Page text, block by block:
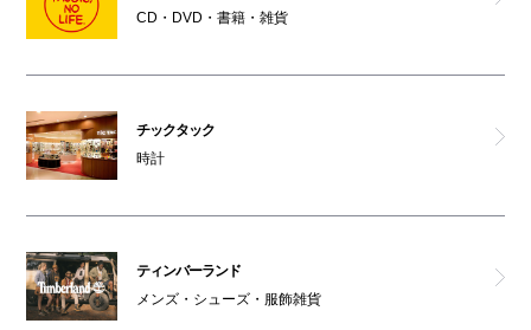
CD・DVD・書籍・雑貨
チックタック
時計
ティンバーランド
メンズ・シューズ・服飾雑貨